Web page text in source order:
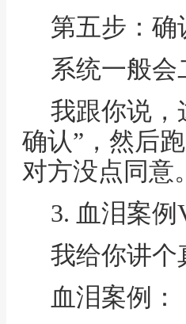
第五步：确
系统一般
我跟你说，
确认”，然后
对方没点同意。
3. 血泪案
我给你讲个
血泪案例：